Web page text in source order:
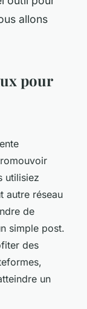
allons
pour
utilisiez
autre réseau
de
simple post.
des
un